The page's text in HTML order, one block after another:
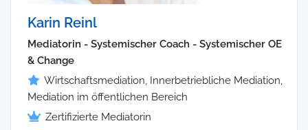
Karin Reinl
Mediatorin - Systemischer Coach - Systemischer OE
& Change
Wirtschaftsmediation, Innerbetriebliche Mediation,
Mediation im öffentlichen Bereich
Zertifizierte Mediatorin